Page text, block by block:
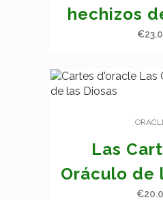
hechizos
€
Las
Oráculo de
€